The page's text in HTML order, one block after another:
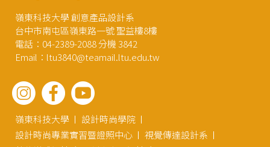
嶺東科技大學 創意產品設計系
台中市南屯區嶺東路一號 聖益樓8樓
電話：04-2389-2088 分機 3842
Email：ltu3840@teamail.ltu.edu.tw
嶺東科技大學
設計時尚學院
設計時尚專業實習暨證照中心
視覺傳達設計系